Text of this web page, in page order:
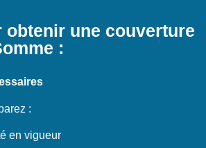
obtenir une couverture
:
:
en vigueur